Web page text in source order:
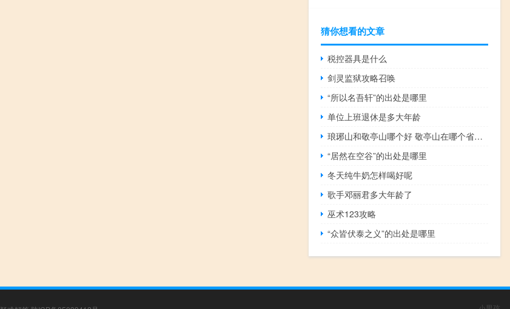
猜你想看的文章
税控器具是什么
剑灵监狱攻略召唤
“所以名吾轩”的出处是哪里
单位上班退休是多大年龄
琅琊山和敬亭山哪个好 敬亭山在哪个省哪个市
“居然在空谷”的出处是哪里
冬天纯牛奶怎样喝好呢
歌手邓丽君多大年龄了
巫术123攻略
“众皆伏泰之义”的出处是哪里